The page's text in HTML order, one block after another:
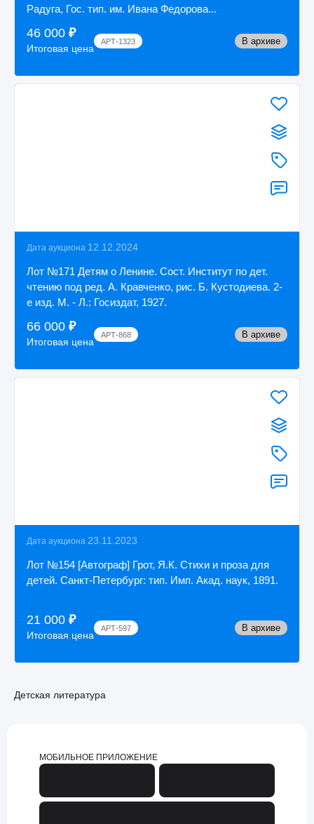
Радуга, Гос. тип. им. Ивана Федорова...
46 000 ₽
Итоговая цена
АРТ-1323 В архиве
Дата аукциона 12.12.2024
Лот №171 Детям о Ленине. Сост. Институт по дет.
чтению под ред. А. Кравченко, рис. Б. Кустодиева. 2-
е изд. М. - Л.: Госиздат, 1927.
66 000 ₽
Итоговая цена
АРТ-868 В архиве
Дата аукциона 23.11.2023
Лот №154 [Автограф] Грот, Я.К. Стихи и проза для
детей. Санкт-Петербург: тип. Имп. Акад. наук, 1891.
21 000 ₽
Итоговая цена
АРТ-597 В архиве
Детская литература
МОБИЛЬНОЕ ПРИЛОЖЕНИЕ